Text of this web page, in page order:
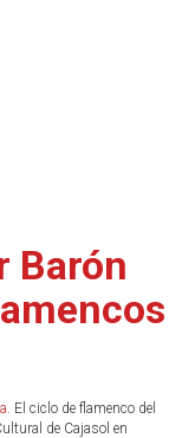
Barón
. El ciclo de flamenco del
de Cajasol en